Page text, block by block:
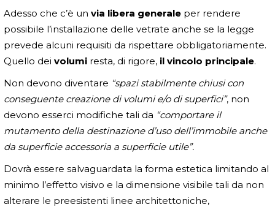
Adesso che c’è un via libera generale per rendere
possibile l’installazione delle vetrate anche se la legge
prevede alcuni requisiti da rispettare obbligatoriamente.
Quello dei volumi resta, di rigore, il vincolo principale.
Non devono diventare “spazi stabilmente chiusi con
conseguente creazione di volumi e/o di superfici”, non
devono esserci modifiche tali da “comportare il
mutamento della destinazione d’uso dell’immobile anche
da superficie accessoria a superficie utile”.
Dovrà essere salvaguardata la forma estetica limitando al
minimo l’effetto visivo e la dimensione visibile tali da non
alterare le preesistenti linee architettoniche,